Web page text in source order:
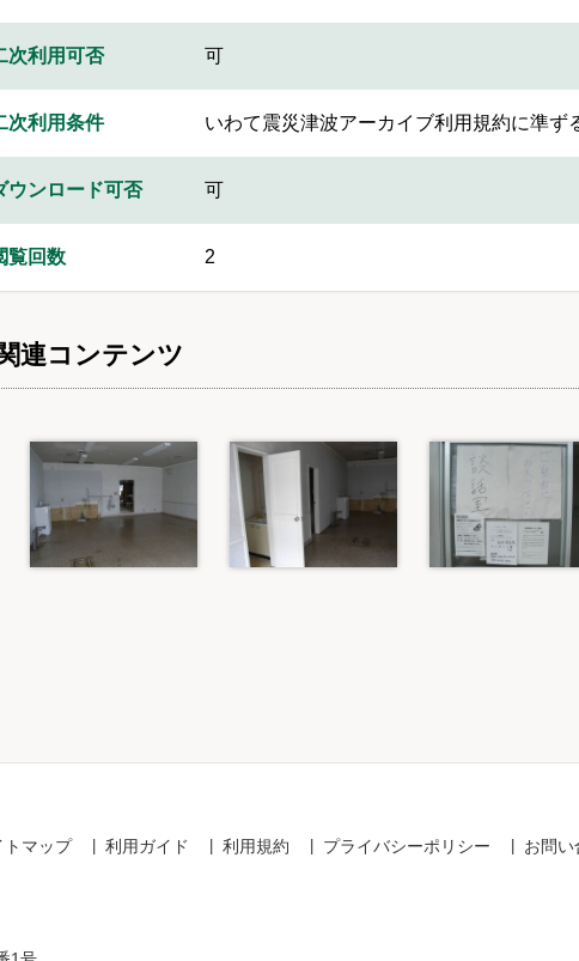
次利用可否 可
次利用条件 いわて震災津波アーカイブ利用規約に準ず
ウンロード可否 可
覧回数 2
連コンテンツ
トマップ 利用ガイド 利用規約 プライバシーポリシー お問い